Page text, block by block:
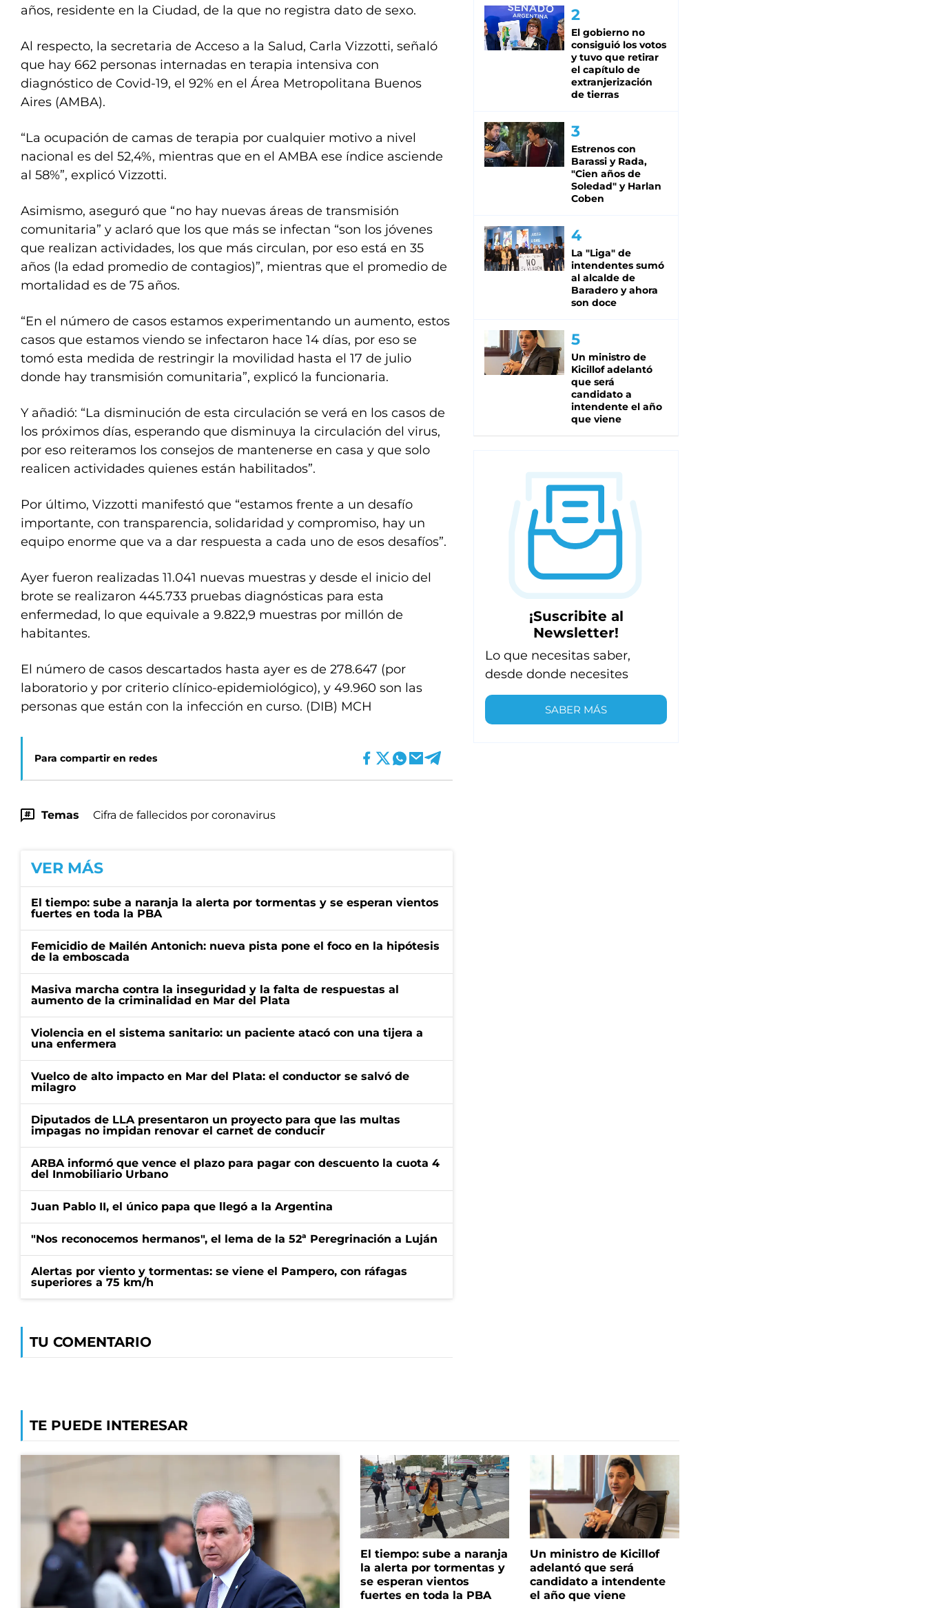
años, residente en la Ciudad, de la que no registra dato de sexo.
Al respecto, la secretaria de Acceso a la Salud, Carla Vizzotti, señaló
que hay 662 personas internadas en terapia intensiva con
diagnóstico de Covid-19, el 92% en el Área Metropolitana Buenos
Aires (AMBA).
“La ocupación de camas de terapia por cualquier motivo a nivel
nacional es del 52,4%, mientras que en el AMBA ese índice asciende
al 58%”, explicó Vizzotti.
Asimismo, aseguró que “no hay nuevas áreas de transmisión
comunitaria” y aclaró que los que más se infectan “son los jóvenes
que realizan actividades, los que más circulan, por eso está en 35
años (la edad promedio de contagios)”, mientras que el promedio de
mortalidad es de 75 años.
“En el número de casos estamos experimentando un aumento, estos
casos que estamos viendo se infectaron hace 14 días, por eso se
tomó esta medida de restringir la movilidad hasta el 17 de julio
donde hay transmisión comunitaria”, explicó la funcionaria.
Y añadió: “La disminución de esta circulación se verá en los casos de
los próximos días, esperando que disminuya la circulación del virus,
por eso reiteramos los consejos de mantenerse en casa y que solo
realicen actividades quienes están habilitados”.
Por último, Vizzotti manifestó que “estamos frente a un desafío
importante, con transparencia, solidaridad y compromiso, hay un
equipo enorme que va a dar respuesta a cada uno de esos desafíos”.
Ayer fueron realizadas 11.041 nuevas muestras y desde el inicio del
brote se realizaron 445.733 pruebas diagnósticas para esta
enfermedad, lo que equivale a 9.822,9 muestras por millón de
habitantes.
El número de casos descartados hasta ayer es de 278.647 (por
laboratorio y por criterio clínico-epidemiológico), y 49.960 son las
personas que están con la infección en curso. (DIB) MCH
Para compartir en redes
Temas Cifra de fallecidos por coronavirus
VER MÁS
El tiempo: sube a naranja la alerta por tormentas y se esperan vientos
fuertes en toda la PBA
Femicidio de Mailén Antonich: nueva pista pone el foco en la hipótesis
de la emboscada
Masiva marcha contra la inseguridad y la falta de respuestas al
aumento de la criminalidad en Mar del Plata
Violencia en el sistema sanitario: un paciente atacó con una tijera a
una enfermera
Vuelco de alto impacto en Mar del Plata: el conductor se salvó de
milagro
Diputados de LLA presentaron un proyecto para que las multas
impagas no impidan renovar el carnet de conducir
ARBA informó que vence el plazo para pagar con descuento la cuota 4
del Inmobiliario Urbano
Juan Pablo II, el único papa que llegó a la Argentina
"Nos reconocemos hermanos", el lema de la 52ª Peregrinación a Luján
Alertas por viento y tormentas: se viene el Pampero, con ráfagas
superiores a 75 km/h
TU COMENTARIO
El gobierno no
consiguió los votos
y tuvo que retirar
el capítulo de
extranjerización
de tierras
Estrenos con
Barassi y Rada,
"Cien años de
Soledad" y Harlan
Coben
La "Liga" de
intendentes sumó
al alcalde de
Baradero y ahora
son doce
Un ministro de
Kicillof adelantó
que será
candidato a
intendente el año
que viene
¡Suscribite al
Newsletter!
Lo que necesitas saber,
desde donde necesites
SABER MÁS
TE PUEDE INTERESAR
El tiempo: sube a naranja
la alerta por tormentas y
se esperan vientos
fuertes en toda la PBA
Un ministro de Kicillof
adelantó que será
candidato a intendente
el año que viene